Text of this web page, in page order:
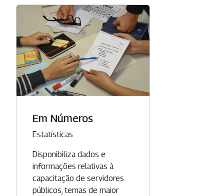
Em Números
Categoria
Estatísticas
Disponibiliza dados e
informações relativas à
capacitação de servidores
públicos, temas de maior